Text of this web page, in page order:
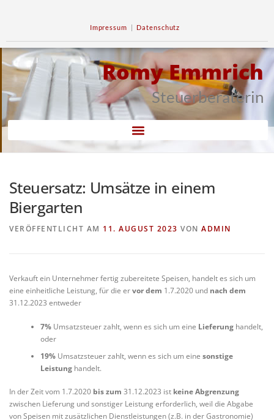
Impressum | Datenschutz
Romy Emmrich
Steuerberaterin
Steuersatz: Umsätze in einem
Biergarten
VERÖFFENTLICHT AM 11. AUGUST 2023 VON ADMIN
Verkauft ein Unternehmer fertig zubereitete Speisen, handelt es sich um
eine einheitliche Leistung, für die ervor dem 1.7.2020 und nach dem
31.12.2023 entweder
7%Umsatzsteuer zahlt, wenn es sich um eine Lieferunghandelt,
oder
19%Umsatzsteuer zahlt, wenn es sich um eine sonstige
Leistunghandelt.
In der Zeit vom 1.7.2020 bis zum 31.12.2023 ist keine Abgrenzung
zwischen Lieferung und sonstiger Leistung erforderlich, weil die Abgabe
von Speisen mit zusätzlichen Dienstleistungen (z.B. in der Gastronomie)